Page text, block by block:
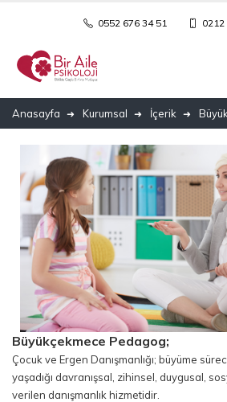
0552 676 34 51 0212
Anasayfa Kurumsal İçerik
Büyükçekmece Pedagog;
Çocuk ve Ergen Danışmanlığı; büyüme
yaşadığı davranışsal, zihinsel, duygusal,
verilen danışmanlık hizmetidir.